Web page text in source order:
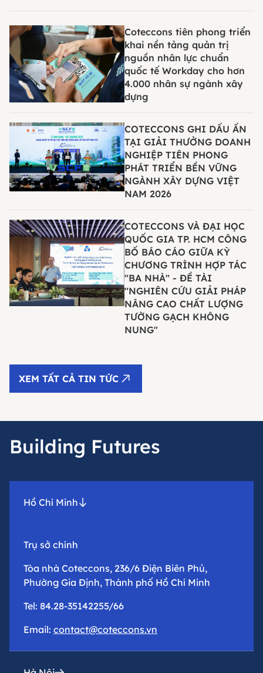
XEM TẤT CẢ TIN TỨC
Coteccons tiên phong triển
khai nền tảng quản trị
nguồn nhân lực chuẩn
quốc tế Workday cho hơn
4.000 nhân sự ngành xây
dựng
COTECCONS GHI DẤU ẤN
TẠI GIẢI THƯỞNG DOANH
NGHIỆP TIÊN PHONG
PHÁT TRIỂN BỀN VỮNG
NGÀNH XÂY DỰNG VIỆT
NAM 2026
COTECCONS VÀ ĐẠI HỌC
QUỐC GIA TP. HCM CÔNG
BỐ BÁO CÁO GIỮA KỲ
CHƯƠNG TRÌNH HỢP TÁC
"BA NHÀ" - ĐỀ TÀI
"NGHIÊN CỨU GIẢI PHÁP
NÂNG CAO CHẤT LƯỢNG
TƯỜNG GẠCH KHÔNG
NUNG"
Building Futures
Hồ Chí Minh
Trụ sở chính
Tòa nhà Coteccons, 236/6 Điện Biên Phủ,
Phường Gia Định, Thành phố Hồ Chí Minh
Tel: 84.28-35142255/66
Email: contact@coteccons.vn